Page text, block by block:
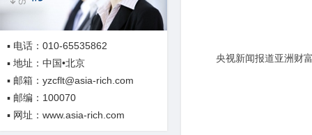
▪ 电话：010-65535862
▪ 地址：中国•北京
▪ 邮箱：yzcflt@asia-rich.com
▪ 邮编：100070
▪ 网址：www.asia-rich.com
央视新闻报道亚洲财